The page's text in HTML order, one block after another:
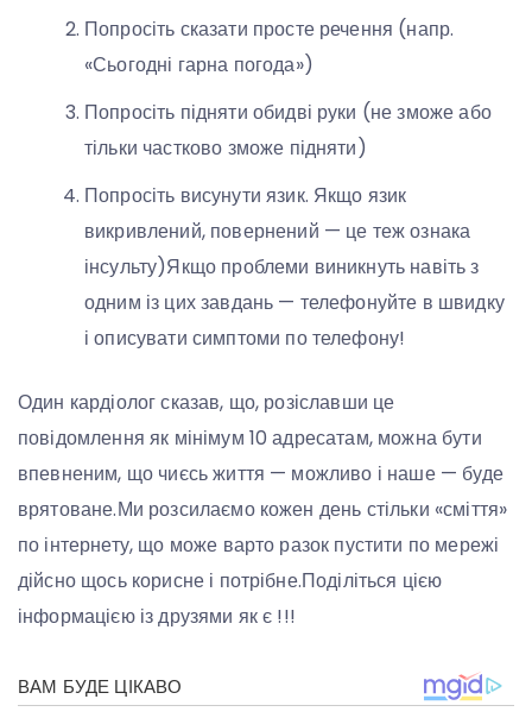
Попросіть сказати просте речення (напр.
«Сьогодні гарна погода»)
Попросіть підняти обидві руки (не зможе або
тільки частково зможе підняти)
Попросіть висунути язик. Якщо язик
викривлений, повернений — це теж ознака
інсульту)Якщо проблеми виникнуть навіть з
одним із цих завдань — телефонуйте в швидку
і описувати симптоми по телефону!
Один кардіолог сказав, що, розіславши це
повідомлення як мінімум 10 адресатам, можна бути
впевненим, що чиєсь життя — можливо і наше — буде
врятоване.Ми розсилаємо кожен день стільки «сміття»
по інтернету, що може варто разок пустити по мережі
дійсно щось корисне і потрібне.Поділіться цією
інформацією із друзями як є !!!